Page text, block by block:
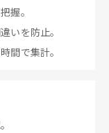
握。
いを防止。
間で集計。